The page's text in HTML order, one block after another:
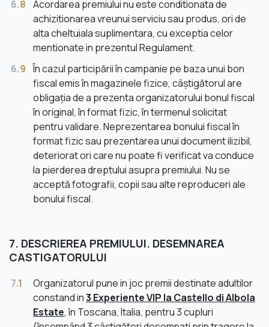
6.8 Acordarea premiului nu este conditionata de
achizitionarea vreunui serviciu sau produs, ori de
alta cheltuiala suplimentara, cu exceptia celor
mentionate in prezentul Regulament.
6.9 În cazul participării în campanie pe baza unui bon
fiscal emis în magazinele fizice, câștigătorul are
obligația de a prezenta organizatorului bonul fiscal
în original, în format fizic, în termenul solicitat
pentru validare. Neprezentarea bonului fiscal în
format fizic sau prezentarea unui document ilizibil,
deteriorat ori care nu poate fi verificat va conduce
la pierderea dreptului asupra premiului. Nu se
acceptă fotografii, copii sau alte reproduceri ale
bonului fiscal.
7. DESCRIEREA PREMIULUI. DESEMNAREA
CASTIGATORULUI
7.1
Organizatorul pune in joc premii destinate adultilor
constand in3 Experiente VIP la Castello di Albola
Estate, în Toscana, Italia, pentru 3 cupluri